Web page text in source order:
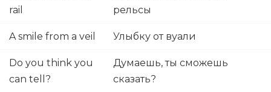
rail
рельсы
A smile from a veil Улыбку от вуали
Do you think you
can tell?
Думаешь, ты сможешь
сказать?